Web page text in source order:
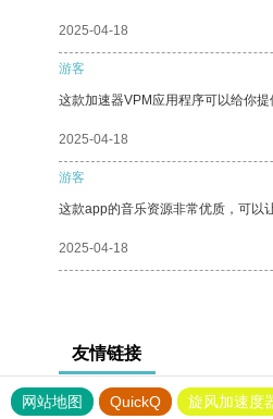
2025-04-18
游客
这款加速器VPM应用程序可以给你
2025-04-18
游客
这款app的音乐资源非常优质，可以
2025-04-18
友情链接
网站地图 QuickQ 旋风加速度